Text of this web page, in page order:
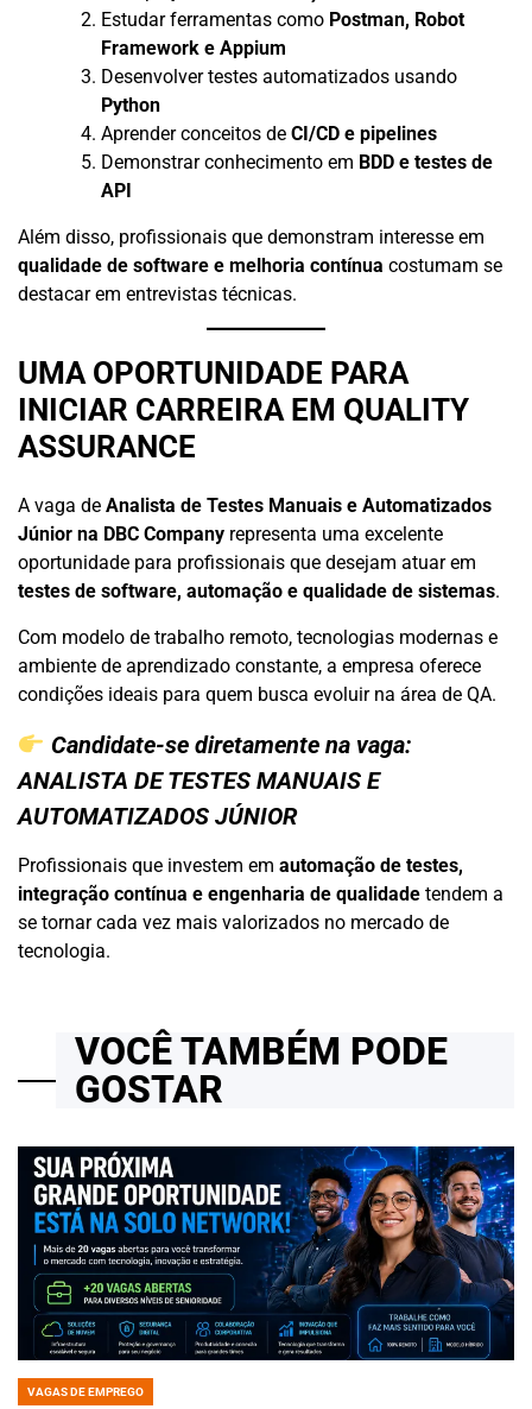
Estudar ferramentas como Postman, Robot
Framework e Appium
Desenvolver testes automatizados usando
Python
Aprender conceitos de CI/CD e pipelines
Demonstrar conhecimento em BDD e testes de
API
Além disso, profissionais que demonstram interesse em
qualidade de software e melhoria contínua costumam se
destacar em entrevistas técnicas.
UMA OPORTUNIDADE PARA
INICIAR CARREIRA EM QUALITY
ASSURANCE
A vaga de Analista de Testes Manuais e Automatizados
Júnior na DBC Company representa uma excelente
oportunidade para profissionais que desejam atuar em
testes de software, automação e qualidade de sistemas.
Com modelo de trabalho remoto, tecnologias modernas e
ambiente de aprendizado constante, a empresa oferece
condições ideais para quem busca evoluir na área de QA.
Candidate-se diretamente na vaga:
ANALISTA DE TESTES MANUAIS E
AUTOMATIZADOS JÚNIOR
Profissionais que investem em automação de testes,
integração contínua e engenharia de qualidade tendem a
se tornar cada vez mais valorizados no mercado de
tecnologia.
VOCÊ TAMBÉM PODE
GOSTAR
POSTED
VAGAS DE EMPREGO